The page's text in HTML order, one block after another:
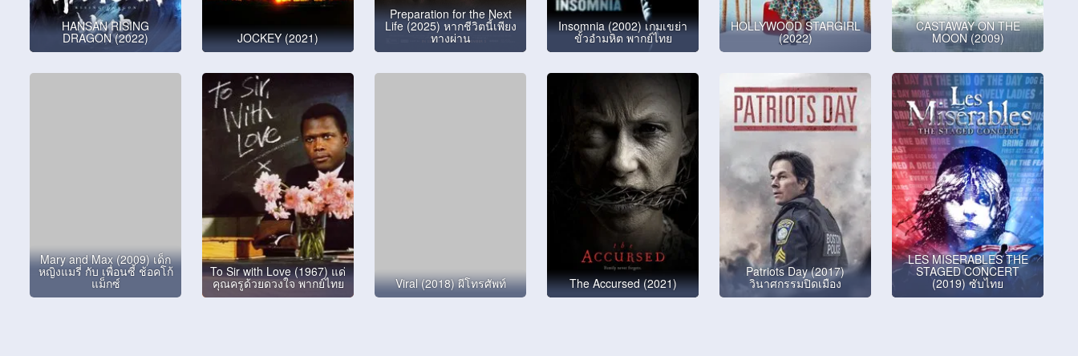
HANSAN RISING
DRAGON (2022) JOCKEY (2021)
Preparation for the Next
Life (2025) หากชีวิตนี้เพียง
ทางผ่าน
Insomnia (2002) เกมเขย่า
ขั้วอำมหิต พากย์ไทย
HOLLYWOOD STARGIRL
(2022)
CASTAWAY ON THE
MOON (2009)
Mary and Max (2009) เด็ก
หญิงแมรี่ กับ เพื่อนซี้ ช้อคโก้
แม็กซ์
To Sir with Love (1967) แด่
คุณครูด้วยดวงใจ พากย์ไทย Viral (2018) ผีโทรศัพท์ The Accursed (2021)
Patriots Day (2017)
วินาศกรรมปิดเมือง
LES MISERABLES THE
STAGED CONCERT
(2019) ซับไทย